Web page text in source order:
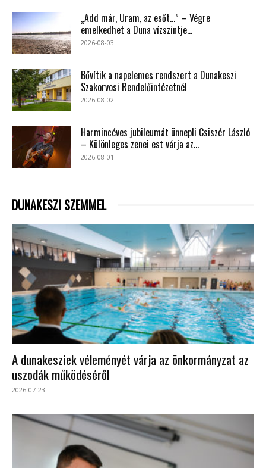
„Add már, Uram, az esőt…” – Végre
emelkedhet a Duna vízszintje...
2026-08-03
Bővítik a napelemes rendszert a Dunakeszi
Szakorvosi Rendelőintézetnél
2026-08-02
Harmincéves jubileumát ünnepli Csiszér László
– Különleges zenei est várja az...
2026-08-01
DUNAKESZI SZEMMEL
A dunakesziek véleményét várja az önkormányzat az
uszodák működéséről
2026-07-23